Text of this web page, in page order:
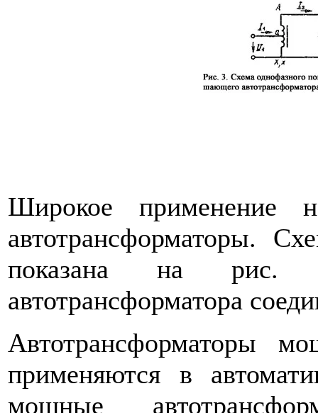
Широкое применение
автотрансформаторы.
показана на рис.
автотрансформатора
Автотрансформаторы
применяются в
мощные